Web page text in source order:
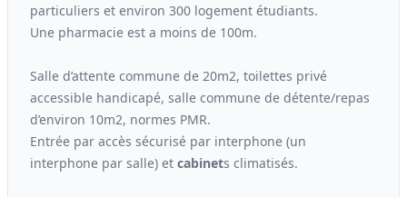
particuliers et environ 300 logement étudiants.
Une pharmacie est a moins de 100m.
Salle d’attente commune de 20m2, toilettes privé
accessible handicapé, salle commune de détente/repas
d’environ 10m2, normes PMR.
Entrée par accès sécurisé par interphone (un
interphone par salle) et cabinets climatisés.